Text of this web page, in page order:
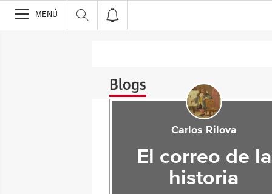
>
MENÚ
Blogs
Carlos Rilova
El correo de la
historia